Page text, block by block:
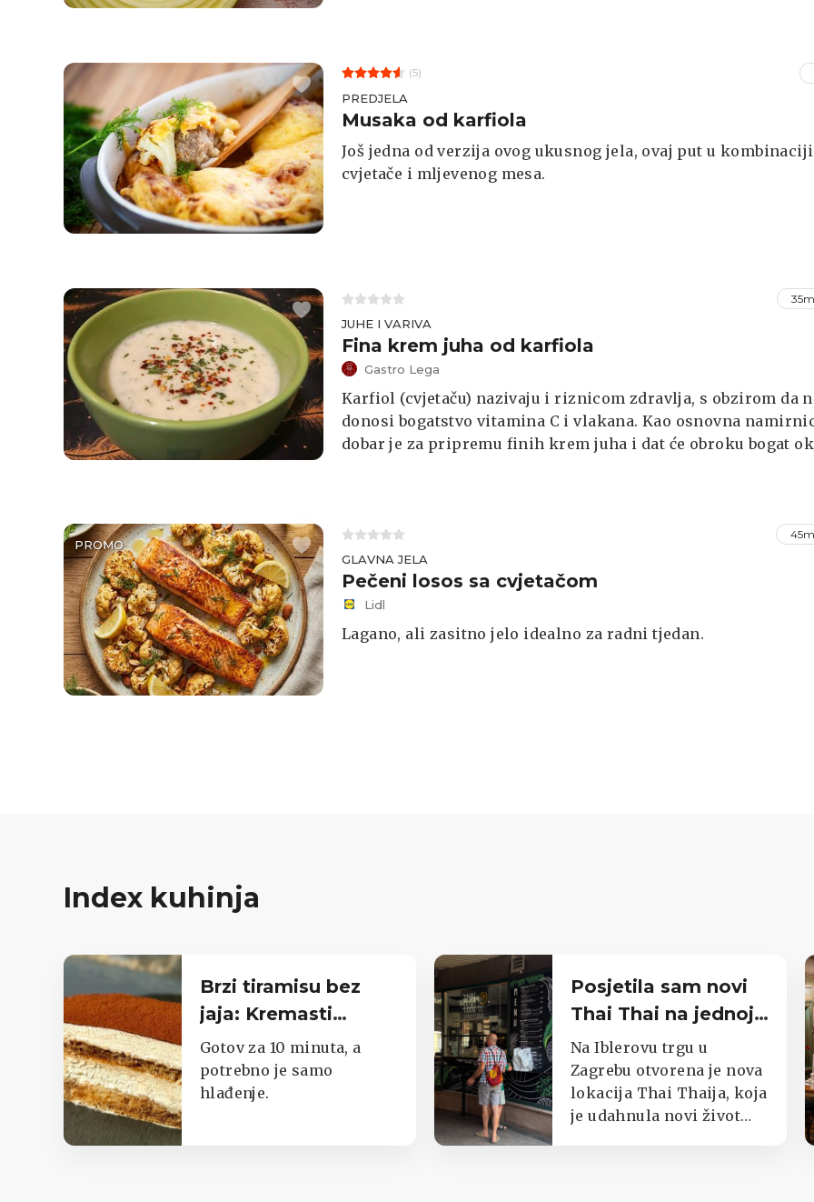
(5)
PREDJELA
Musaka od karfiola
Još jedna od verzija ovog ukusnog jela, ovaj put u kombinaciji
cvjetače i mljevenog mesa.
JUHE I VARIVA
Fina krem juha od karfiola
Gastro Lega
Karfiol (cvjetaču) nazivaju i riznicom zdravlja, s obzirom da
donosi bogatstvo vitamina C i vlakana. Kao osnovna
dobar je za pripremu finih krem juha i dat će obroku bogat
pripremu uživati u toploj krem juhi bogatoj okusima
vrhnja i čilija.
PROMO
GLAVNA JELA
Pečeni losos sa cvjetačom
Lidl
Lagano, ali zasitno jelo idealno za radni tjedan.
Index kuhinja
Brzi tiramisu bez
jaja: Kremasti
desert gotov za 10
minuta
Gotov za 10 minuta, a
potrebno je samo
hlađenje.
Posjetila sam novi
Thai Thai na jednoj
od najprometnijih
zagrebačkih
lokacija
Na Iblerovu trgu u
Zagrebu otvorena je nova
lokacija Thai Thaija, koja
je udahnula novi život